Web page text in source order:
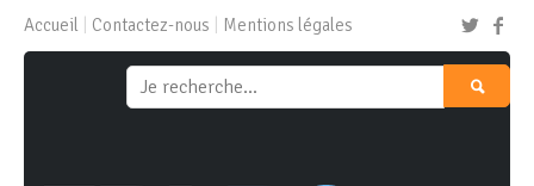
Accueil Contactez-nous Mentions légales